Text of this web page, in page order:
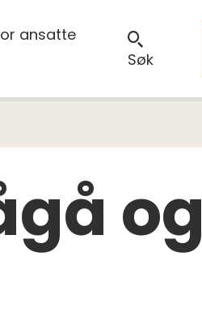
ansatte
Søk
og